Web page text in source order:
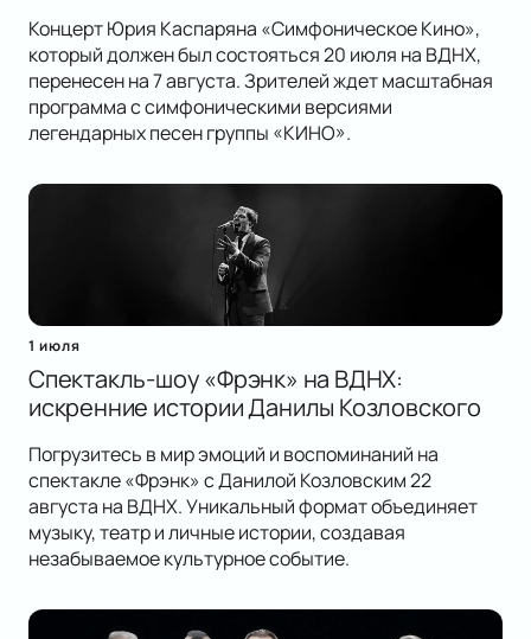
Концерт Юрия Каспаряна «Симфоническое Кино»,
который должен был состояться 20 июля на ВДНХ,
перенесен на 7 августа. Зрителей ждет масштабная
программа с симфоническими версиями
легендарных песен группы «КИНО».
1 июля
Спектакль-шоу «Фрэнк» на ВДНХ:
искренние истории Данилы Козловского
Погрузитесь в мир эмоций и воспоминаний на
спектакле «Фрэнк» с Данилой Козловским 22
августа на ВДНХ. Уникальный формат объединяет
музыку, театр и личные истории, создавая
незабываемое культурное событие.